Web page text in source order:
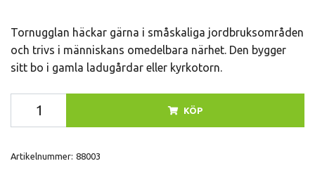
Tornugglan häckar gärna i småskaliga jordbruksområden
och trivs i människans omedelbara närhet. Den bygger
sitt bo i gamla ladugårdar eller kyrkotorn.
KÖP
Artikelnummer: 88003